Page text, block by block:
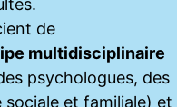
de
multidisciplinaire
psychologues, des
sociale et familiale) et